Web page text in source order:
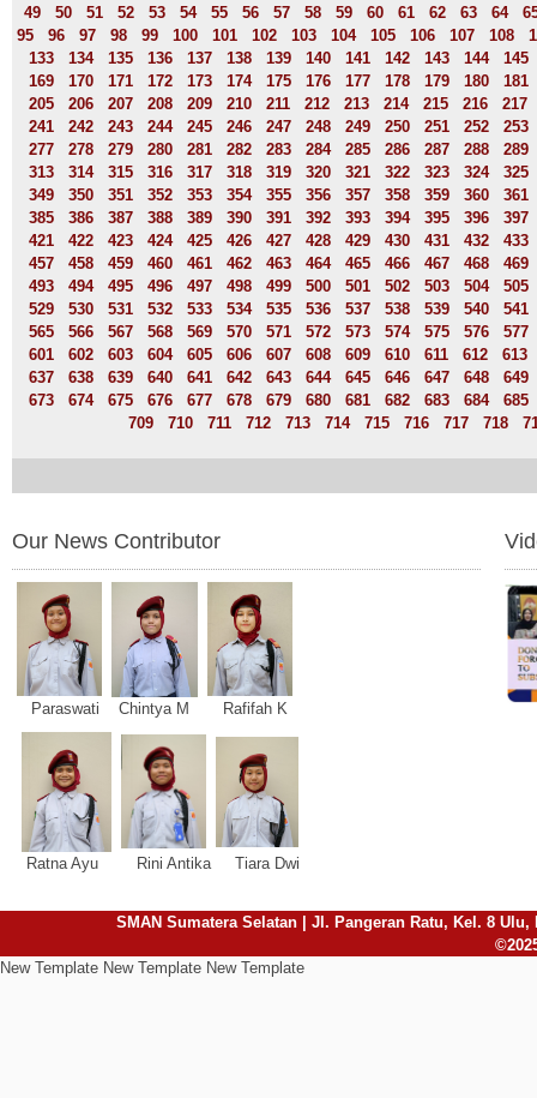
49
50 51 52 53 54 55 56 57 58 59 60 61 62 63 64
95
96 97 98 99 100 101 102 103 104 105 106 107 108
133
134 135 136 137 138 139 140 141 142 143 144
145
169
170 171 172 173 174 175 176 177 178 179 180
181
205
206 207 208 209 210 211 212 213 214 215 216
217
241
242 243 244 245 246 247 248 249 250 251 252
253
277
278 279 280 281 282 283 284 285 286 287 288
289
313
314 315 316 317 318 319 320 321 322 323 324
325
349
350 351 352 353 354 355 356 357 358 359 360
361
385
386 387 388 389 390 391 392 393 394 395 396
397
421
422 423 424 425 426 427 428 429 430 431 432
433
457
458 459 460 461 462 463 464 465 466 467 468
469
493
494 495 496 497 498 499 500 501 502 503 504
505
529
530 531 532 533 534 535 536 537 538 539 540
541
565
566 567 568 569 570 571 572 573 574 575 576
577
601
602 603 604 605 606 607 608 609 610 611 612
613
637
638 639 640 641 642 643 644 645 646 647 648
649
673
674 675 676 677 678 679 680 681 682 683 684
685
709
710 711 712 713 714 715 716 717 718
Our News Contributor
Paraswati Chintya M Rafifah K
Ratna Ayu Rini Antika Tiara Dwi
SMAN Sumatera Selatan | Jl. Pangeran Ratu, Kel. 8 Ulu,
New Template New Template New Template